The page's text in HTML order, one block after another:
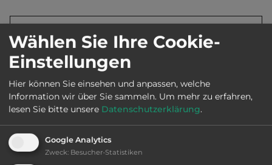
Land: Großbritannien
Stadt:
Straße: Rugeley Road
E-Mail: plumpuddingsocial@gmail.com
Wählen Sie Ihre Cookie-
Einstellungen
Hier können Sie einsehen und anpassen, welche
Information wir über Sie sammeln. Um mehr zu erfahren,
lesen Sie bitte unsere Datenschutzerklärung.
Google Analytics
Zweck: Besucher-Statistiken